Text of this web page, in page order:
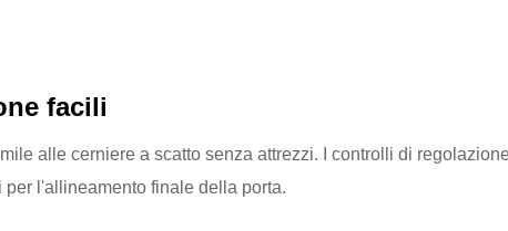
facili
alle cerniere a scatto senza attrezzi. I controlli di
l'allineamento finale della porta.